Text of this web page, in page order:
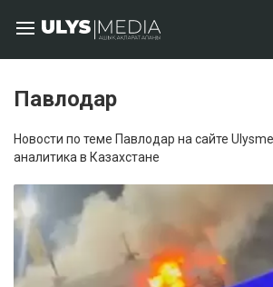
Павлодар
Новости по теме Павлодар на сайте
аналитика в Казахстане